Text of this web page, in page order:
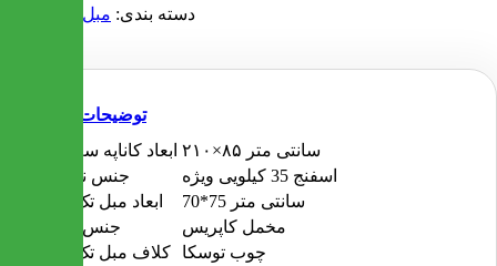
دسته بندی: مبل
توضیحات
ابعاد کاناپه سه نفره
۲۱۰×۸۵ سانتی متر
جنس نشیمن
اسفنج 35 کیلویی ویژه
ابعاد مبل تک نفره
70*75 سانتی متر
جنس پارچه
مخمل کاپریس
کلاف مبل تک نفره
چوب توسکا